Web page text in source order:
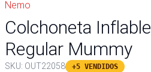
Nemo
Colchoneta
Regular Mummy
SKU: OUT22058 +5 VENDIDOS